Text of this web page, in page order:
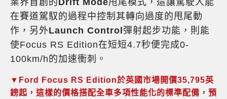
在賽道駕馭的過程中控制其轉向過度的甩尾動
作，另外Launch Control彈射起步功能，則能
使Focus RS Edition在短短4.7秒便完成0-
100km/h的加速衝刺。
▼Ford Focus RS Edition於英國市場開價35,795英
鎊起，這樣的價格搭配全車多項性能化的標準配備，預